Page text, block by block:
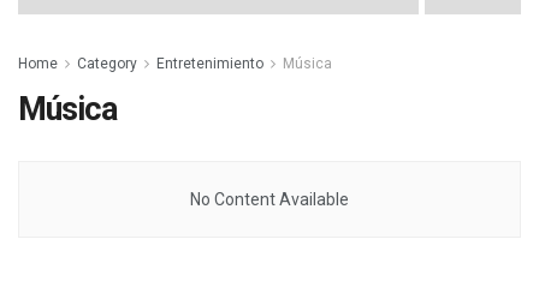
Home Category Entretenimiento Música
Música
No Content Available